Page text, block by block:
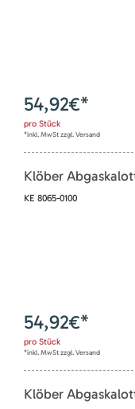
54,92€*
pro Stück
*inkl. MwSt zzgl. Versand
Klöber
KE 8065-0100
54,92€*
pro Stück
*inkl. MwSt zzgl. Versand
Klöber